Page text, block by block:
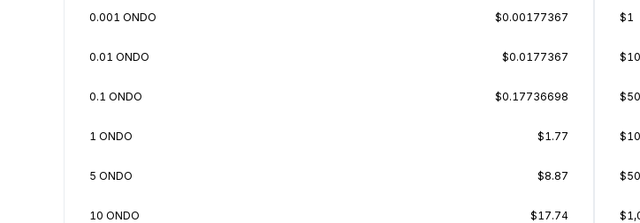
0.001 ONDO $0.00177367
0.01 ONDO $0.0177367
0.1 ONDO $0.17736698
1 ONDO $1.77
5 ONDO $8.87
10 ONDO $17.74
$1
$10
$50